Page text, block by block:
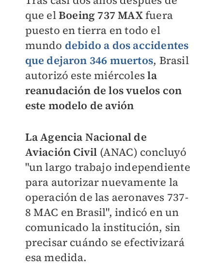
que elBoeing 737 MAXfuera
puesto en tierra en todo el
mundo debido a dos accidentes
que dejaron 346 muertos, Brasil
autorizó este miércolesla
reanudación de los vuelos con
este modelo de avión
La Agencia Nacional de
Aviación Civil (ANAC) concluyó
"un largo trabajo independiente
para autorizar nuevamente la
operación de las aeronaves 737-
8 MAC en Brasil", indicó en un
comunicado la institución, sin
precisar cuándo se efectivizará
esa medida.